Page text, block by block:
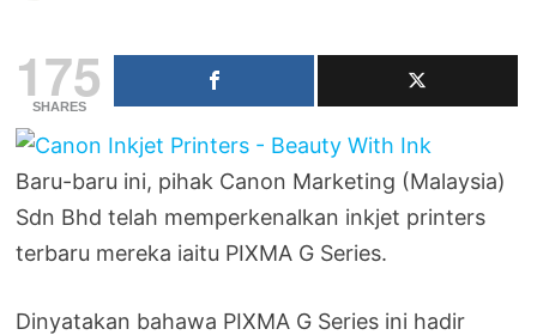
175
SHARES
Baru-baru ini, pihak Canon Marketing (Malaysia)
Sdn Bhd telah memperkenalkan inkjet printers
terbaru mereka iaitu PIXMA G Series.
Dinyatakan bahawa PIXMA G Series ini hadir